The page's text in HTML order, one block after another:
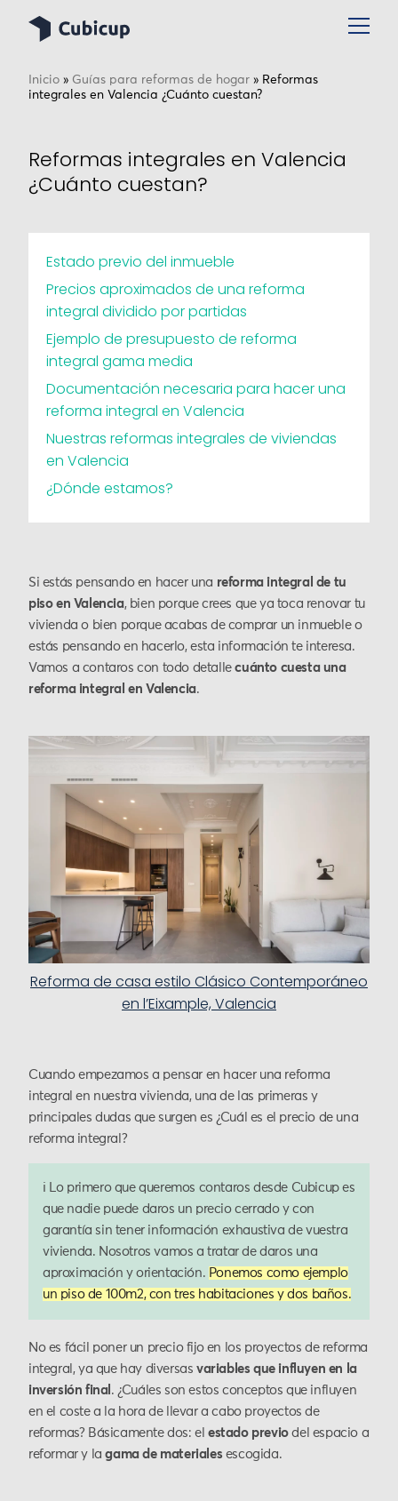
Inicio » Guías para reformas de hogar » Reformas
integrales en Valencia ¿Cuánto cuestan?
Reformas integrales en Valencia
¿Cuánto cuestan?
Estado previo del inmueble
Precios aproximados de una reforma
integral dividido por partidas
Ejemplo de presupuesto de reforma
integral gama media
Documentación necesaria para hacer una
reforma integral en Valencia
Nuestras reformas integrales de viviendas
en Valencia
¿Dónde estamos?
Si estás pensando en hacer una reforma integral de tu
piso en Valencia, bien porque crees que ya toca renovar tu
vivienda o bien porque acabas de comprar un inmueble o
estás pensando en hacerlo, esta información te interesa.
Vamos a contaros con todo detallecuánto cuesta una
reforma integral en Valencia.
Reforma de casa estilo Clásico Contemporáneo
en l’Eixample, Valencia
Cuando empezamos a pensar en hacer una reforma
integral en nuestra vivienda, una de las primeras y
principales dudas que surgen es ¿Cuál es el precio de una
reforma integral?
ℹ️ Lo primero que queremos contaros desde Cubicup es
que nadie puede daros un precio cerrado y con
garantía sin tener información exhaustiva de vuestra
vivienda. Nosotros vamos a tratar de daros una
aproximación y orientación. Ponemos como ejemplo
un piso de 100m2, con tres habitaciones y dos baños.
No es fácil poner un precio fijo en los proyectos de reforma
integral, ya que hay diversasvariables que influyen en la
inversión final . ¿Cuáles son estos conceptos que influyen
en el coste a la hora de llevar a cabo proyectos de
reformas? Básicamente dos: elestado previodel espacio a
reformar y lagama de materiales escogida.